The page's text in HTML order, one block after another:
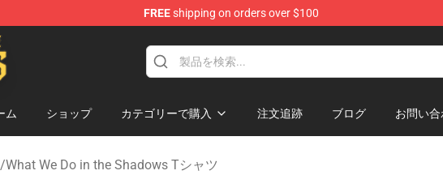
FREEshipping on orders over $100
We Do in the Shadows Merchandise Store
ム ショップ カテゴリーで購入 注文追跡 ブログ お問い
/What We Do in the Shadows Tシャツ